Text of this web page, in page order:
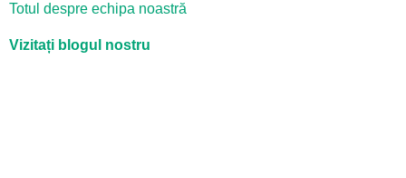
Totul despre echipa noastră
Vizitați blogul nostru